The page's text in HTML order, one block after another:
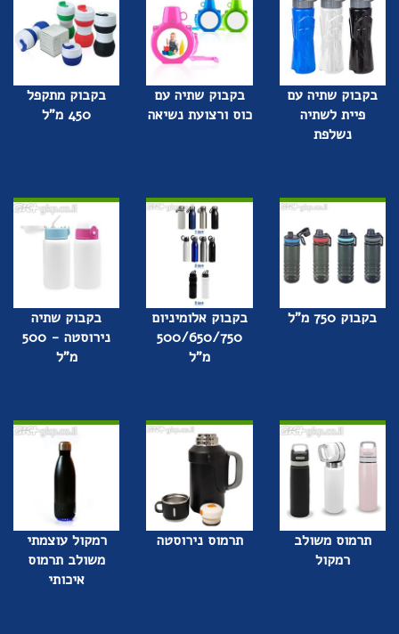
בקבוק שתיה עם
פיית לשתיה
נשלפת
בקבוק שתיה עם
כוס ורצועת נשיאה
בקבוק מתקפל
450 מ"ל
בקבוק 750 מ"ל
בקבוק אלומיניום
500/650/750
מ"ל
בקבוק שתיה
נירוסטה - 500
מ"ל
תרמוס משולב
רמקול
תרמוס נירוסטה
רמקול עוצמתי
משולב תרמוס
איכותי